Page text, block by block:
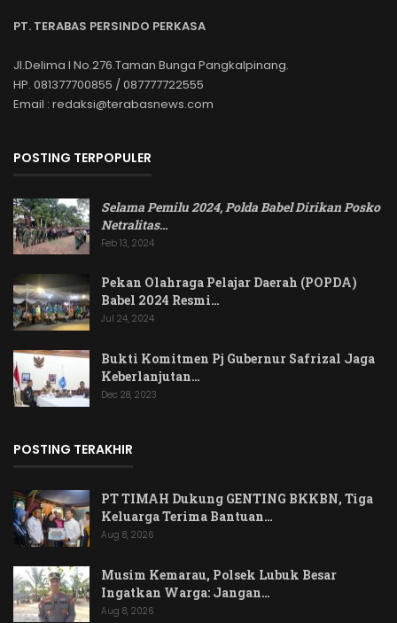
PT. TERABAS PERSINDO PERKASA
Jl.Delima I No.276.Taman Bunga Pangkalpinang.
HP. 081377700855 / 087777722555
Email : redaksi@terabasnews.com
POSTING TERPOPULER
Selama Pemilu 2024, Polda Babel Dirikan Posko
Netralitas…
Feb 13, 2024
Pekan Olahraga Pelajar Daerah (POPDA)
Babel 2024 Resmi…
Jul 24, 2024
Bukti Komitmen Pj Gubernur Safrizal Jaga
Keberlanjutan…
Dec 28, 2023
POSTING TERAKHIR
PT TIMAH Dukung GENTING BKKBN, Tiga
Keluarga Terima Bantuan…
Aug 8, 2026
Musim Kemarau, Polsek Lubuk Besar
Ingatkan Warga: Jangan…
Aug 8, 2026